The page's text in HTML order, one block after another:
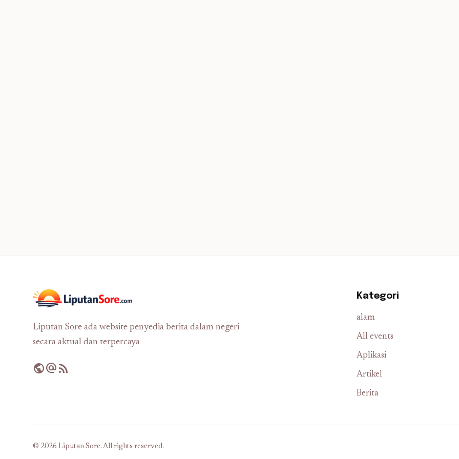
Liputan Sore ada website penyedia berita dalam negeri
secara aktual dan terpercaya
publicalternate_emailrss_feed
Kategori
alam
All events
Aplikasi
Artikel
Berita
© 2026 Liputan Sore. All rights reserved.